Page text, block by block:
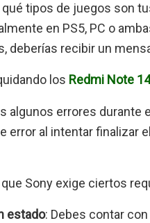
tipos de juegos son
en PS5, PC o
deberías recibir un
los Redmi Note
algunos errores durante
error al intentar finalizar
Sony exige ciertos
estado: Debes contar